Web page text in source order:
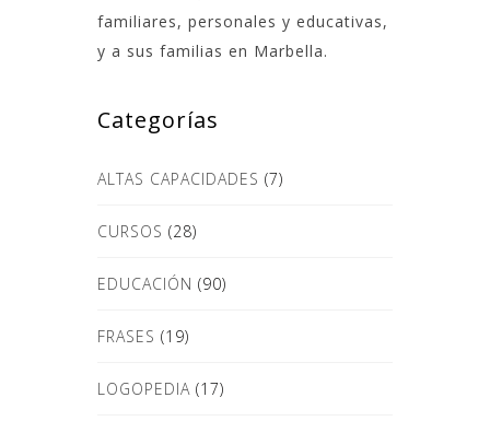
familiares, personales y educativas,
y a sus familias en Marbella.
Categorías
ALTAS CAPACIDADES (7)
CURSOS (28)
EDUCACIÓN (90)
FRASES (19)
LOGOPEDIA (17)